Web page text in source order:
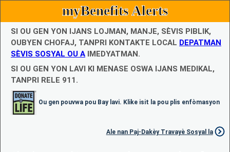
myBenefits Alerts
SI OU GEN YON IJANS LOJMAN, MANJE, SÈVIS PIBLIK,
OUBYEN CHOFAJ, TANPRI KONTAKTE LOCAL DEPATMAN
SÈVIS SOSYAL OU A IMEDYATMAN.
SI OU GEN YON LAVI KI MENASE OSWA IJANS MEDIKAL,
TANPRI RELE 911.
Ou gen pouvwa pou Bay lavi. Klike isit la pou plis enfòmasyon
Ale nan Paj-Dakèy Travayè Sosyal la